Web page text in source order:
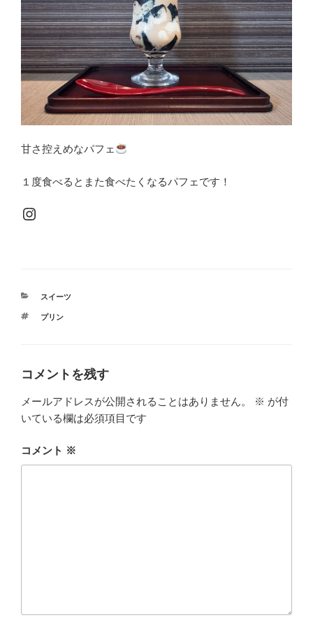
甘さ控えめなパフェ
１度食べるとまた食べたくなるパフェです！
Instagram
カ
ゴ
スイーツ
タ
プリン
コメントを残す
メールアドレスが公開されることはありません。 ※ が付
いている欄は必須項目です
コメント ※